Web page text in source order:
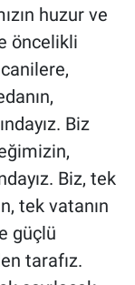
huzur ve
öncelikli
Biz
Biz, tek
tek vatanın
güçlü
tarafız.